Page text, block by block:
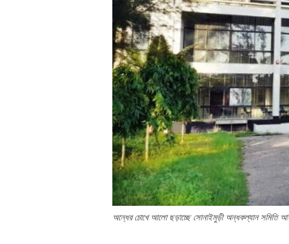
অন্ধের চোখে আলো ছড়াচ্ছে সোনাইমুড়ী অন্ধকল্যান সমিতি